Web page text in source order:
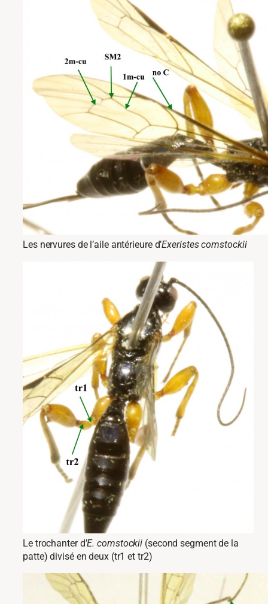
Les nervures de l’aile antérieure d’Exeristes comstockii
Le trochanter d’E. comstockii (second segment de la
patte) divisé en deux (tr1 et tr2)